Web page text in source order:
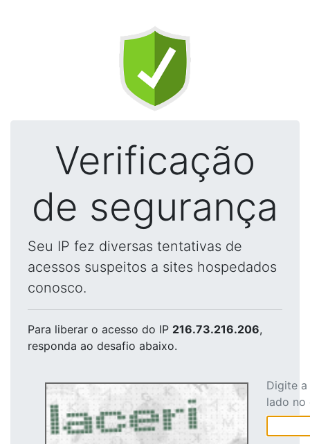
Verificação
de segurança
Seu IP fez diversas tentativas de
acessos suspeitos a sites hospedados
conosco.
Para liberar o acesso do IP 216.73.216.206,
responda ao desafio abaixo.
Digite
lado no